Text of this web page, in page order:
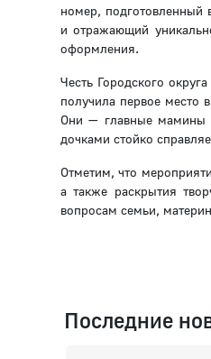
номер, подготовленный
и отражающий
оформления.
Честь Городского
получила первое место
Они — главные мамины
дочками стойко
Отметим, что
а также раскрытия
вопросам семьи,
Последние